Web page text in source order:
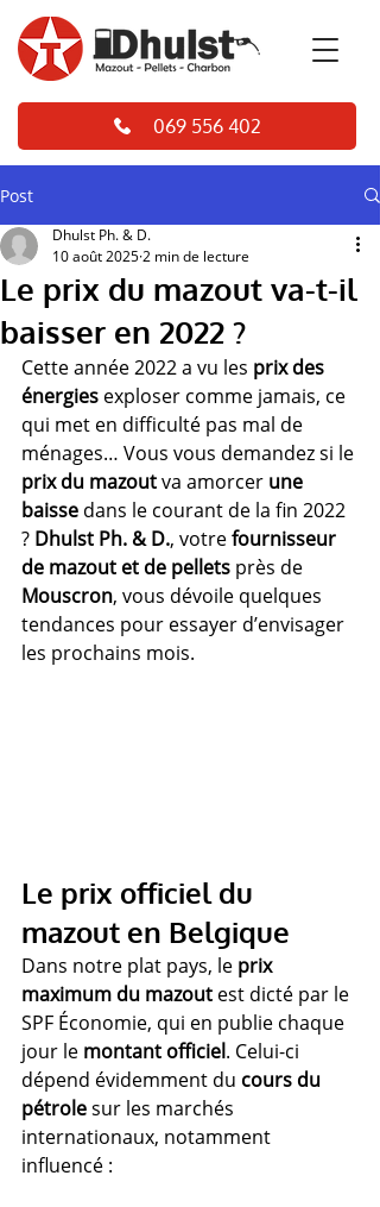
069 556 402
Post
Le prix du mazout va-t-il
baisser en 2022 ?
Dhulst Ph. & D.
10 août 20252 min de lecture
Cette année 2022 a vu les prix des
énergies exploser comme jamais, ce
qui met en difficulté pas mal de
ménages… Vous vous demandez si le
prix du mazout va amorcer une
baisse dans le courant de la fin 2022
? Dhulst Ph. & D., votre fournisseur
de mazout et de pellets près de
Mouscron, vous dévoile quelques
tendances pour essayer d’envisager
les prochains mois.
Le prix officiel du
mazout en Belgique
Dans notre plat pays, le prix
maximum du mazout est dicté par le
SPF Économie, qui en publie chaque
jour le montant officiel. Celui-ci
dépend évidemment du cours du
pétrole sur les marchés
internationaux, notamment
influencé :